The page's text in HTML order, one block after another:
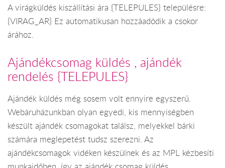
A virágküldés kiszállítási ára {TELEPULES} településre:
{VIRAG_AR} Ez automatikusan hozzáadódik a csokor
árához.
Ajándékcsomag küldés , ajándék
rendelés {TELEPULES}
Ajándék küldés még sosem volt ennyire egyszerű.
Webáruházunkban olyan egyedi, kis mennyiségben
készült ajándék csomagokat találsz, melyekkel bárki
számára meglepetést tudsz szerezni. Az
ajándékcsomagok vidéken készülnek és az MPL kézbesíti